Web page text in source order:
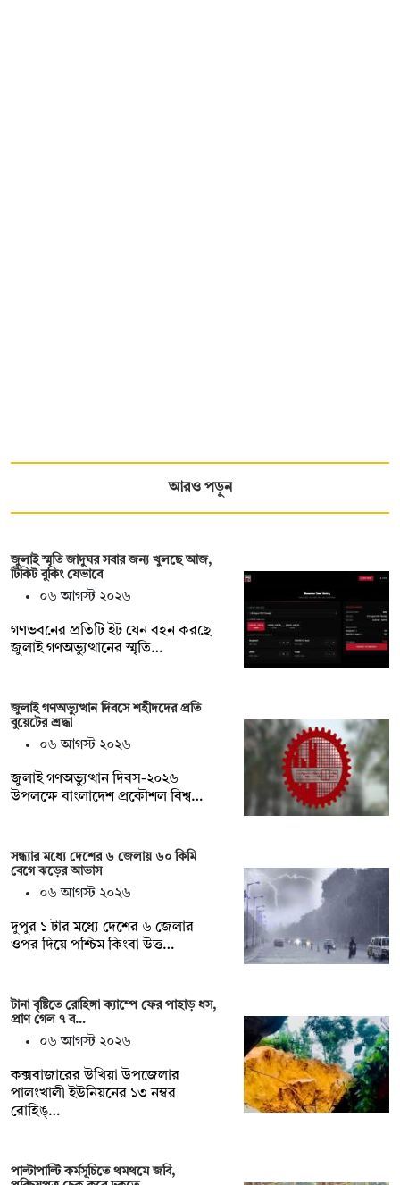
আরও পড়ুন
জুলাই স্মৃতি জাদুঘর সবার জন্য খুলছে আজ,
টিকিট বুকিং যেভাবে
০৬ আগস্ট ২০২৬
গণভবনের প্রতিটি ইট যেন বহন করছে
জুলাই গণঅভ্যুত্থানের স্মৃতি…
জুলাই গণঅভ্যুত্থান দিবসে শহীদদের প্রতি
বুয়েটের শ্রদ্ধা
০৬ আগস্ট ২০২৬
জুলাই গণঅভ্যুত্থান দিবস-২০২৬
উপলক্ষে বাংলাদেশ প্রকৌশল বিশ্ব…
সন্ধ্যার মধ্যে দেশের ৬ জেলায় ৬০ কিমি
বেগে ঝড়ের আভাস
০৬ আগস্ট ২০২৬
দুপুর ১ টার মধ্যে দেশের ৬ জেলার
ওপর দিয়ে পশ্চিম কিংবা উত্ত…
টানা বৃষ্টিতে রোহিঙ্গা ক্যাম্পে ফের পাহাড় ধস,
প্রাণ গেল ৭ ব…
০৬ আগস্ট ২০২৬
কক্সবাজারের উখিয়া উপজেলার
পালংখালী ইউনিয়নের ১৩ নম্বর
রোহিঙ্…
পাল্টাপাল্টি কর্মসূচিতে থমথমে জবি,